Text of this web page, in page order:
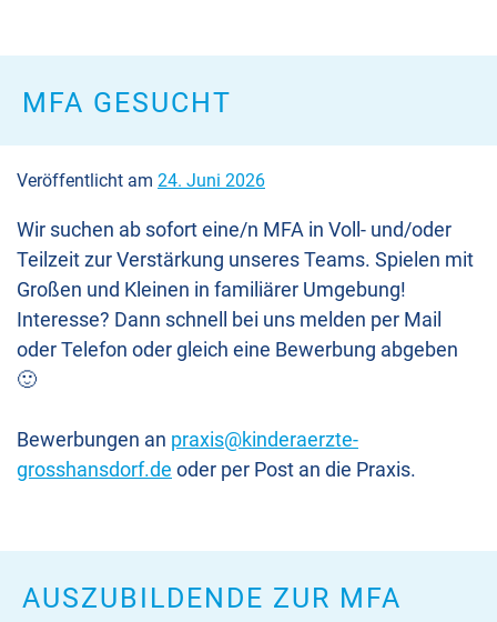
MFA GESUCHT
Veröffentlicht am 24. Juni 2026
Wir suchen ab sofort eine/n MFA in Voll- und/oder
Teilzeit zur Verstärkung unseres Teams. Spielen mit
Großen und Kleinen in familiärer Umgebung!
Interesse? Dann schnell bei uns melden per Mail
oder Telefon oder gleich eine Bewerbung abgeben
🙂
Bewerbungen an praxis@kinderaerzte-
grosshansdorf.de oder per Post an die Praxis.
AUSZUBILDENDE ZUR MFA